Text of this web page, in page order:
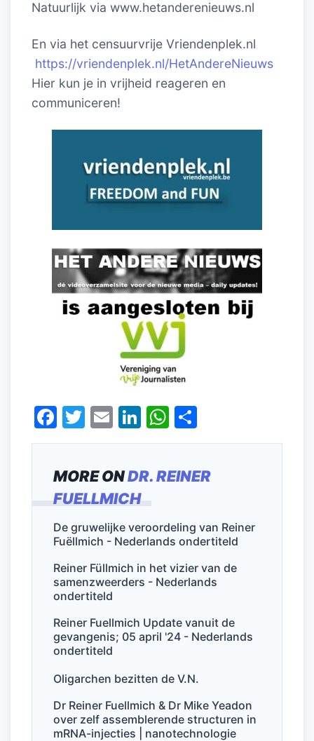
MORE ONDR. REINER
FUELLMICH
De gruwelijke veroordeling van Reiner
Fuëllmich - Nederlands ondertiteld
Reiner Füllmich in het vizier van de
samenzweerders - Nederlands
ondertiteld
Reiner Fuellmich Update vanuit de
gevangenis; 05 april '24 - Nederlands
ondertiteld
Oligarchen bezitten de V.N.
Dr Reiner Fuellmich & Dr Mike Yeadon
over zelf assemblerende structuren in
mRNA-injecties | nanotechnologie
Natuurlijk via www.hetanderenieuws.nl
En via het censuurvrije Vriendenplek.nl
https://vriendenplek.nl/HetAndereNieuws
Hier kun je in vrijheid reageren en
communiceren!
F
a
e
b
o
o
k
T
w
er
E
m
l
Li
n
e
n
W
h
s
p
p
el
n